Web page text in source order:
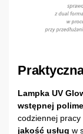
Lampka UV
wstępnej
codziennej pracy
jakość usług w